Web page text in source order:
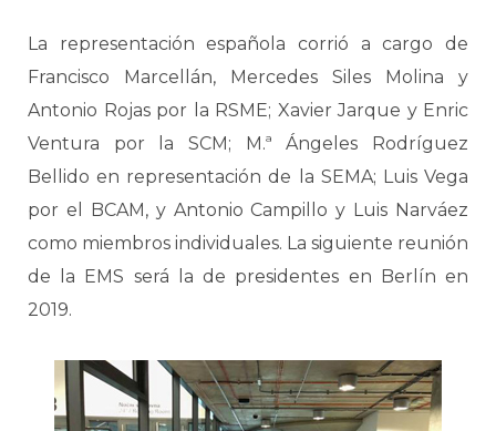
La representación española corrió a cargo de
Francisco Marcellán, Mercedes Siles Molina y
Antonio Rojas por la RSME; Xavier Jarque y Enric
Ventura por la SCM; M.ª Ángeles Rodríguez
Bellido en representación de la SEMA; Luis Vega
por el BCAM, y Antonio Campillo y Luis Narváez
como miembros individuales. La siguiente reunión
de la EMS será la de presidentes en Berlín en
2019.